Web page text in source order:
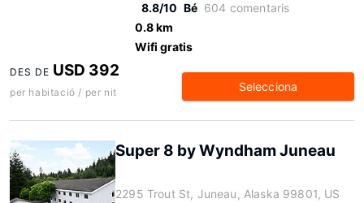
8.8/10 Bé 604 comentaris
0.8 km
Wifi gratis
DES DE USD 392
per habitació / per nit Selecciona
Super 8 by Wyndham Juneau
2295 Trout St, Juneau, Alaska 99801, US